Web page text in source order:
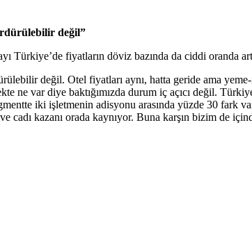
değil”
Türkiye’de fiyatların döviz bazında da ciddi oranda
değil. Otel fiyatları aynı, hatta geride ama
ne var diye baktığımızda durum iç açıcı değil.
iki işletmenin adisyonu arasında yüzde 30 fark
cadı kazanı orada kaynıyor. Buna karşın bizim de